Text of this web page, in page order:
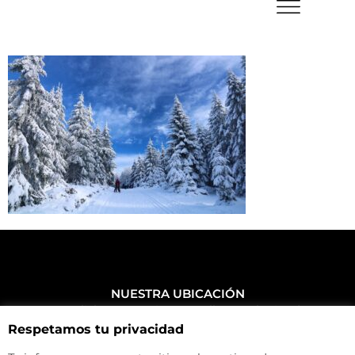
NUESTRA UBICACIÓN
Haz click aquí y mira como llegar a la tienda
CONTACTA CON NOSOTROS
+34 972 500 449
Respetamos tu privacidad